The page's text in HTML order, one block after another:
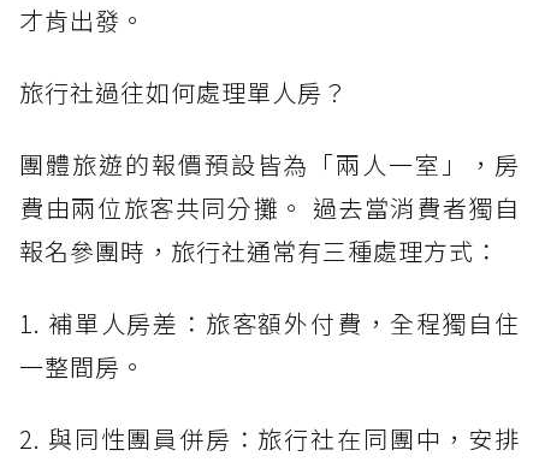
才肯出發。
旅行社過往如何處理單人房？
團體旅遊的報價預設皆為「兩人一室」，房
費由兩位旅客共同分攤。 過去當消費者獨自
報名參團時，旅行社通常有三種處理方式：
1. 補單人房差：旅客額外付費，全程獨自住
一整間房。
2. 與同性團員併房：旅行社在同團中，安排